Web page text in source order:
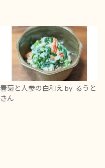
春菊と人参の白和え by るうと
さん